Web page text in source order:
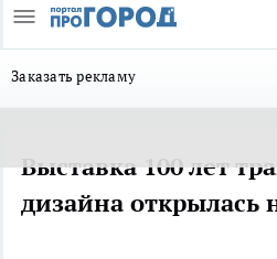
Заказать рекламу
Выставка 100 лет
дизайна открылась